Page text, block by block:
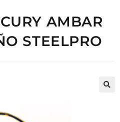
AMBAR
STEELPRO